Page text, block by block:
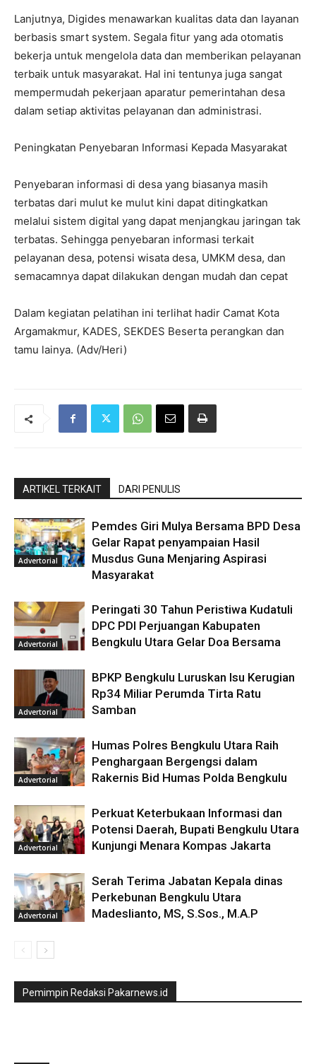
Lanjutnya, Digides menawarkan kualitas data dan layanan
berbasis smart system. Segala fitur yang ada otomatis
bekerja untuk mengelola data dan memberikan pelayanan
terbaik untuk masyarakat. Hal ini tentunya juga sangat
mempermudah pekerjaan aparatur pemerintahan desa
dalam setiap aktivitas pelayanan dan administrasi.
Peningkatan Penyebaran Informasi Kepada Masyarakat
Penyebaran informasi di desa yang biasanya masih
terbatas dari mulut ke mulut kini dapat ditingkatkan
melalui sistem digital yang dapat menjangkau jaringan tak
terbatas. Sehingga penyebaran informasi terkait
pelayanan desa, potensi wisata desa, UMKM desa, dan
semacamnya dapat dilakukan dengan mudah dan cepat
Dalam kegiatan pelatihan ini terlihat hadir Camat Kota
Argamakmur, KADES, SEKDES Beserta perangkan dan
tamu lainya. (Adv/Heri)
ARTIKEL TERKAIT DARI PENULIS
Advertorial
Pemdes Giri Mulya Bersama BPD Desa
Gelar Rapat penyampaian Hasil
Musdus Guna Menjaring Aspirasi
Masyarakat
Advertorial
Peringati 30 Tahun Peristiwa Kudatuli
DPC PDI Perjuangan Kabupaten
Bengkulu Utara Gelar Doa Bersama
Advertorial
BPKP Bengkulu Luruskan Isu Kerugian
Rp34 Miliar Perumda Tirta Ratu
Samban
Advertorial
Humas Polres Bengkulu Utara Raih
Penghargaan Bergengsi dalam
Rakernis Bid Humas Polda Bengkulu
Advertorial
Perkuat Keterbukaan Informasi dan
Potensi Daerah, Bupati Bengkulu Utara
Kunjungi Menara Kompas Jakarta
Advertorial
Serah Terima Jabatan Kepala dinas
Perkebunan Bengkulu Utara
Madeslianto, MS, S.Sos., M.A.P
Pemimpin Redaksi Pakarnews.id